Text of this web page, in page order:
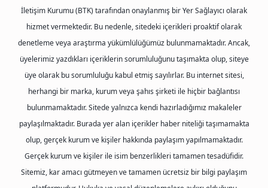
İletişim Kurumu (BTK) tarafından onaylanmış bir Yer Sağlayıcı olarak
hizmet vermektedir. Bu nedenle, sitedeki içerikleri proaktif olarak
denetleme veya araştırma yükümlülüğümüz bulunmamaktadır. Ancak,
üyelerimiz yazdıkları içeriklerin sorumluluğunu taşımakta olup, siteye
üye olarak bu sorumluluğu kabul etmiş sayılırlar. Bu internet sitesi,
herhangi bir marka, kurum veya şahıs şirketi ile hiçbir bağlantısı
bulunmamaktadır. Sitede yalnızca kendi hazırladığımız makaleler
paylaşılmaktadır. Burada yer alan içerikler haber niteliği taşımamakta
olup, gerçek kurum ve kişiler hakkında paylaşım yapılmamaktadır.
Gerçek kurum ve kişiler ile isim benzerlikleri tamamen tesadüfidir.
Sitemiz, kar amacı gütmeyen ve tamamen ücretsiz bir bilgi paylaşım